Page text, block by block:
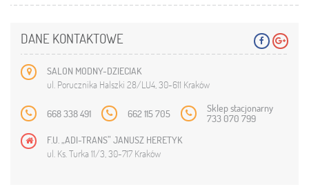
DANE KONTAKTOWE
SALON MODNY-DZIECIAK
ul. Porucznika Halszki 28/LU4, 30-611 Kraków
668 338 491 662 115 705 Sklep stacjonarny
733 070 799
F.U. „ADI-TRANS” JANUSZ HERETYK
ul. Ks. Turka 11/3, 30-717 Kraków